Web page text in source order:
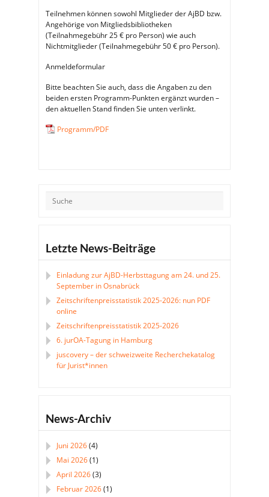
Teilnehmen können sowohl Mitglieder der AjBD bzw.
Angehörige von Mitgliedsbibliotheken
(Teilnahmegebühr 25 € pro Person) wie auch
Nichtmitglieder (Teilnahmegebühr 50 € pro Person).
Anmeldeformular
Bitte beachten Sie auch, dass die Angaben zu den
beiden ersten Programm-Punkten ergänzt wurden –
den aktuellen Stand finden Sie unten verlinkt.
Programm/PDF
Letzte News-Beiträge
Einladung zur AjBD-Herbsttagung am 24. und 25.
September in Osnabrück
Zeitschriftenpreisstatistik 2025-2026: nun PDF
online
Zeitschriftenpreisstatistik 2025-2026
6. jurOA-Tagung in Hamburg
juscovery – der schweizweite Recherchekatalog
für Jurist*innen
News-Archiv
Juni 2026(4)
Mai 2026(1)
April 2026(3)
Februar 2026(1)